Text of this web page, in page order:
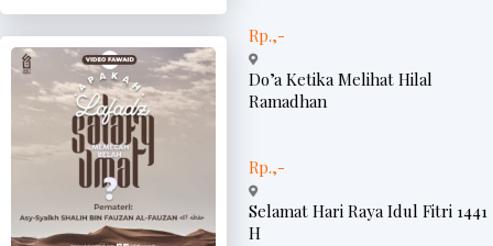
Rp.,-
Do’a Ketika Melihat Hilal
Ramadhan
Rp.,-
Selamat Hari Raya Idul Fitri 1441
H